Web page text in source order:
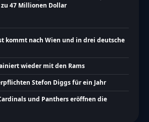
zu 47 Millionen Dollar
kommt nach Wien und in drei deutsche
wieder mit den Rams
Stefon Diggs für ein Jahr
und Panthers eröffnen die